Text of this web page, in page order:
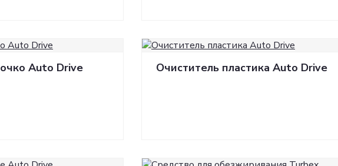
Auto Drive Очиститель пластика Auto Drive